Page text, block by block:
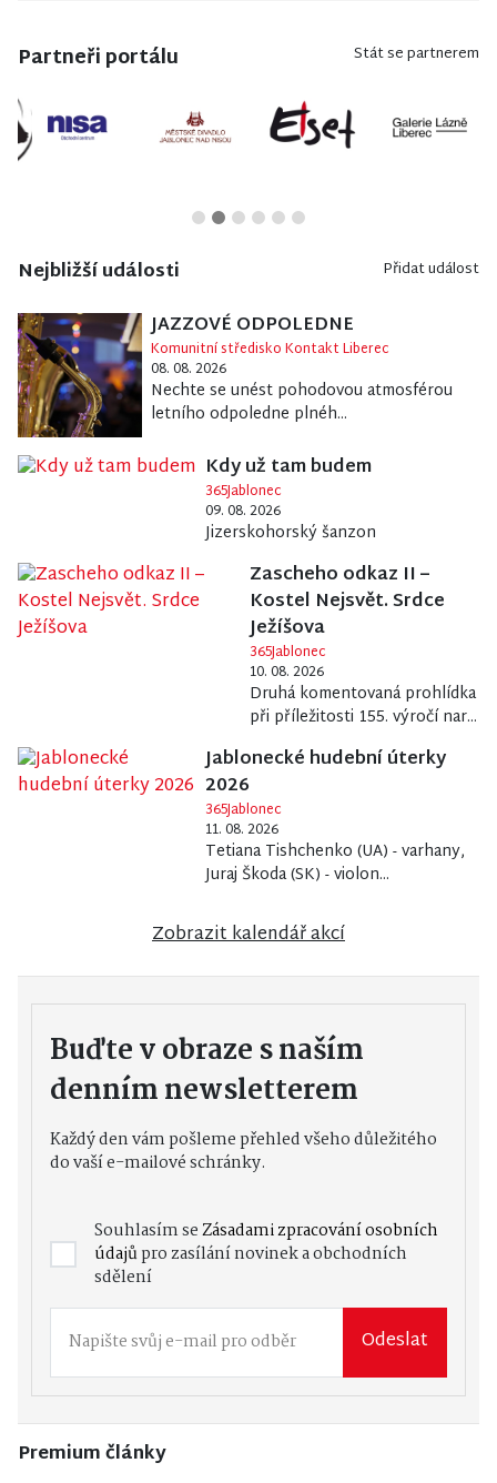
Partneři portálu Stát se partnerem
Nejbližší události Přidat událost
JAZZOVÉ ODPOLEDNE
Komunitní středisko Kontakt Liberec
08. 08. 2026
Nechte se unést pohodovou atmosférou
letního odpoledne plnéh...
Kdy už tam budem
365Jablonec
09. 08. 2026
Jizerskohorský šanzon
Zascheho odkaz II –
Kostel Nejsvět. Srdce
Ježíšova
365Jablonec
10. 08. 2026
Druhá komentovaná prohlídka
při příležitosti 155. výročí nar...
Jablonecké hudební úterky
2026
365Jablonec
11. 08. 2026
Tetiana Tishchenko (UA) - varhany,
Juraj Škoda (SK) - violon...
Zobrazit kalendář akcí
Buďte v obraze s naším
denním newsletterem
Každý den vám pošleme přehled všeho důležitého
do vaší e-mailové schránky.
Souhlasím seZásadami zpracování osobních
údajůpro zasílání novinek a obchodních
sdělení
Odeslat
Premium články